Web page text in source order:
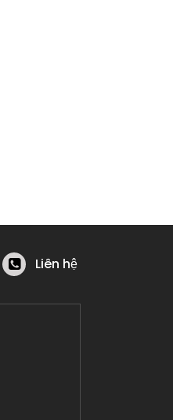
Liên hệ